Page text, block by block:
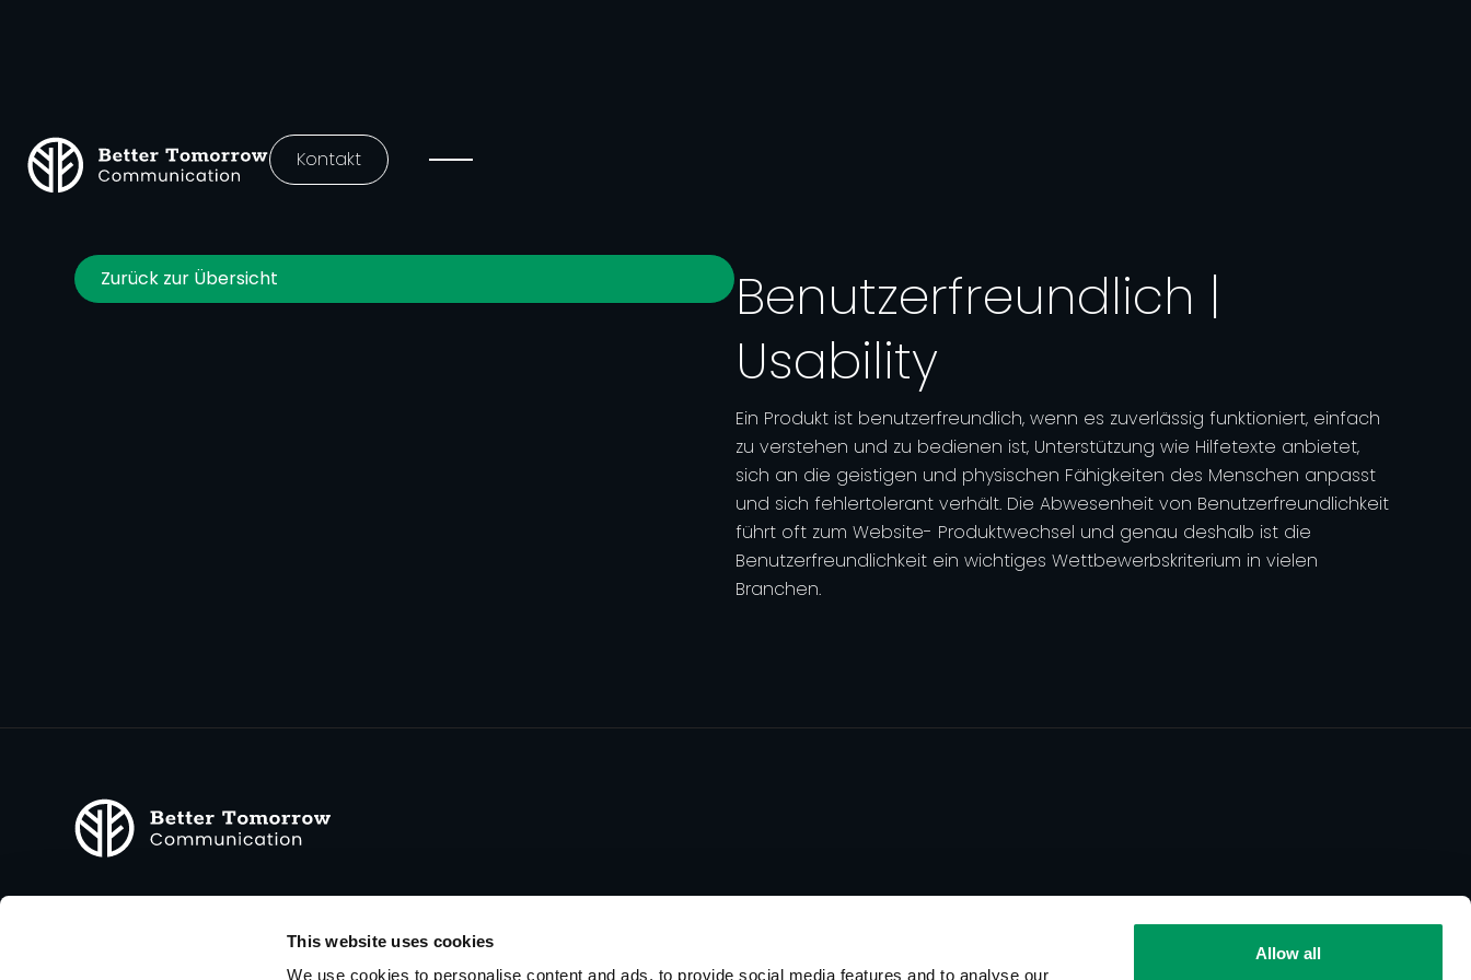
This website uses cookies
We use cookies to personalise content and ads, to provide social media features and to analyse our
Allow all
Kontakt
Zurück zur Übersicht
Benutzerfreundlich |
Usability
Ein Produkt ist benutzerfreundlich, wenn es zuverlässig funktioniert, einfach
zu verstehen und zu bedienen ist, Unterstützung wie Hilfetexte anbietet,
sich an die geistigen und physischen Fähigkeiten des Menschen anpasst
und sich fehlertolerant verhält. Die Abwesenheit von Benutzerfreundlichkeit
führt oft zum Website- Produktwechsel und genau deshalb ist die
Benutzerfreundlichkeit ein wichtiges Wettbewerbskriterium in vielen
Branchen.